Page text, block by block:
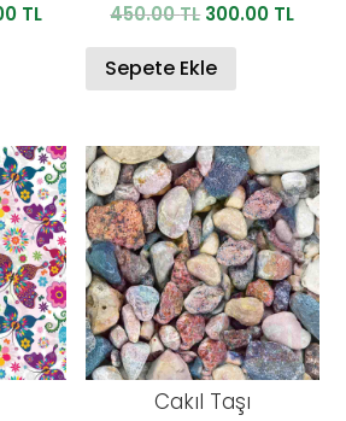
TL.
TLŞu
300.00 TL.
450.00TL Orijinal
450.00 TL.
300.00 TLŞu
Sepete Ekle
Cakıl Taşı